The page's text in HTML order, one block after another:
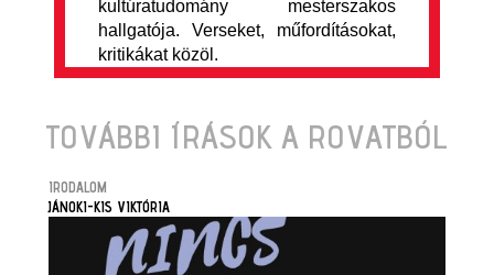
kultúratudomány mesterszakos
hallgatója. Verseket, műfordításokat,
kritikákat közöl.
TOVÁBBI ÍRÁSOK A ROVATBÓL
IRODALOM
JÁNOKI-KIS VIKTÓRIA